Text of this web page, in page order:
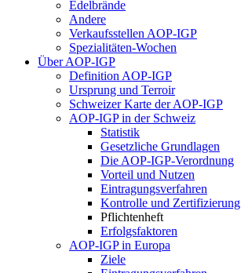
Edelbrände
Andere
Verkaufsstellen AOP-IGP
Spezialitäten-Wochen
Über AOP-IGP
Definition AOP-IGP
Ursprung und Terroir
Schweizer Karte der AOP-IGP
AOP-IGP in der Schweiz
Statistik
Gesetzliche Grundlagen
Die AOP-IGP-Verordnung
Vorteil und Nutzen
Eintragungsverfahren
Kontrolle und Zertifizierung
Pflichtenheft
Erfolgsfaktoren
AOP-IGP in Europa
Ziele